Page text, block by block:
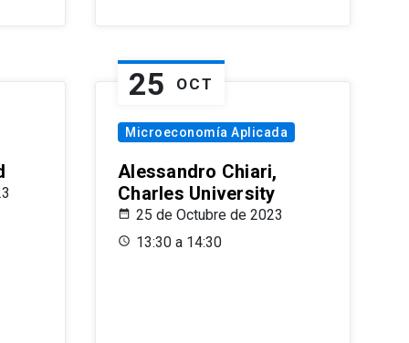
25 OCT
Microeconomía Aplicada
Alessandro Chiari,
Charles University
25 de Octubre de 2023
13:30 a 14:30